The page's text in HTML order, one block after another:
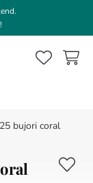
bujori coral